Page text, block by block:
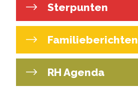
Sterpunten
Familieberichten
RH Agenda